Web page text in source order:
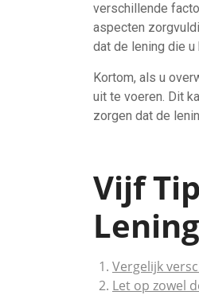
verschillende
aspecten
dat de lening die
Kortom, als u
uit te voeren. Dit
zorgen dat de
Vijf
Vergelijk
Let op zowel